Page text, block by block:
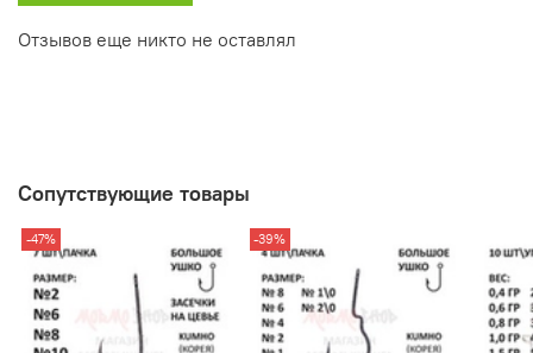
Отзывов еще никто не оставлял
Сопутствующие товары
-47% -39%